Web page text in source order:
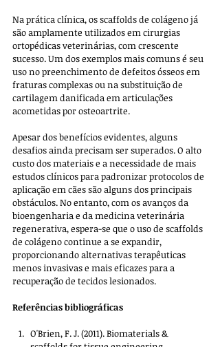
Na prática clínica, os scaffolds de colágeno já
são amplamente utilizados em cirurgias
ortopédicas veterinárias, com crescente
sucesso. Um dos exemplos mais comuns é seu
uso no preenchimento de defeitos ósseos em
fraturas complexas ou na substituição de
cartilagem danificada em articulações
acometidas por osteoartrite.
Apesar dos benefícios evidentes, alguns
desafios ainda precisam ser superados. O alto
custo dos materiais e a necessidade de mais
estudos clínicos para padronizar protocolos de
aplicação em cães são alguns dos principais
obstáculos. No entanto, com os avanços da
bioengenharia e da medicina veterinária
regenerativa, espera-se que o uso de scaffolds
de colágeno continue a se expandir,
proporcionando alternativas terapêuticas
menos invasivas e mais eficazes para a
recuperação de tecidos lesionados.
Referências bibliográficas
O'Brien, F. J. (2011). Biomaterials &